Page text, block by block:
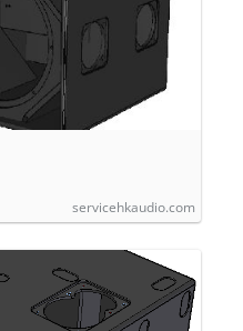
servicehkaudio.com